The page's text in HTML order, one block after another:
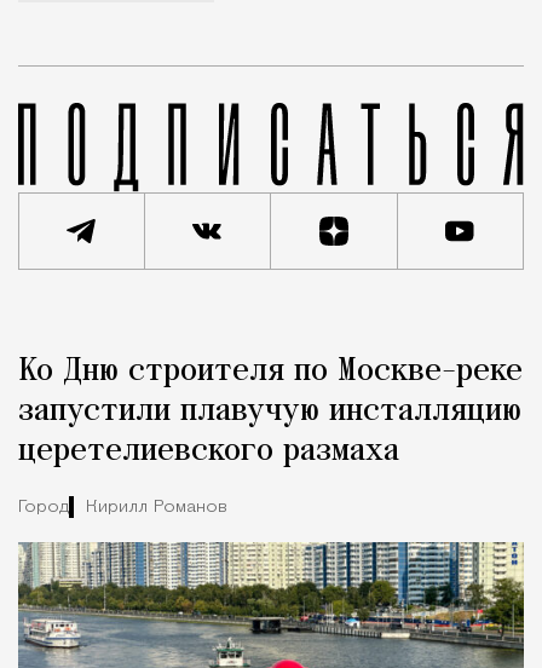
Город
Ко Дню строителя по Москве-реке
запустили плавучую инсталляцию
церетелиевского размаха
Город Кирилл Романов